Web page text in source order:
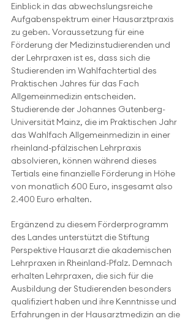
Einblick in das abwechslungsreiche
Aufgabenspektrum einer Hausarztpraxis
zu geben. Voraussetzung für eine
Förderung der Medizinstudierenden und
der Lehrpraxen ist es, dass sich die
Studierenden im Wahlfachtertial des
Praktischen Jahres für das Fach
Allgemeinmedizin entscheiden.
Studierende der Johannes Gutenberg-
Universität Mainz, die im Praktischen Jahr
das Wahlfach Allgemeinmedizin in einer
rheinland-pfälzischen Lehrpraxis
absolvieren, können während dieses
Tertials eine finanzielle Förderung in Höhe
von monatlich 600 Euro, insgesamt also
2.400 Euro erhalten.
Ergänzend zu diesem Förderprogramm
des Landes unterstützt die Stiftung
Perspektive Hausarzt die akademischen
Lehrpraxen in Rheinland-Pfalz. Demnach
erhalten Lehrpraxen, die sich für die
Ausbildung der Studierenden besonders
qualifiziert haben und ihre Kenntnisse und
Erfahrungen in der Hausarztmedizin an die